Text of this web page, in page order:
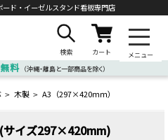
ド・ イーゼルスタンド看板専門店
検索 カート メニュー
料 （沖縄・離島と一部商品を除く）
> 木製 > A3（297×420ｍｍ）
イズ297×420mm)